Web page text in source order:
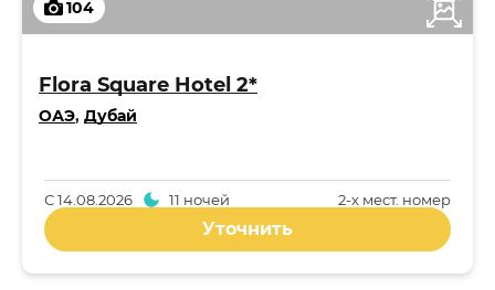
104
Flora Square Hotel 2*
ОАЭ, Дубай
2-x мест. номер
С14.08.2026 11 ночей
Уточнить